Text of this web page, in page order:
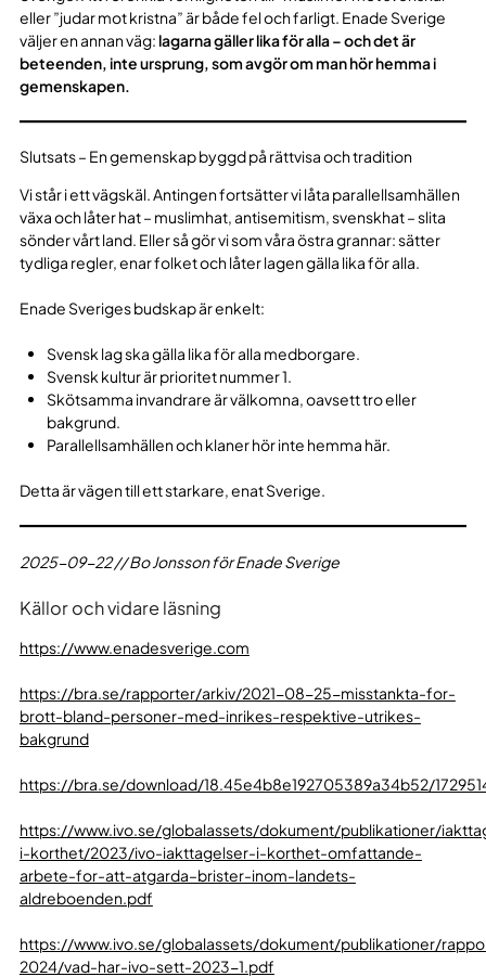
eller ”judar mot kristna” är både fel och farligt. Enade Sverige
väljer en annan väg: lagarna gäller lika för alla – och det är
beteenden, inte ursprung, som avgör om man hör hemma i
gemenskapen.
Slutsats – En gemenskap byggd på rättvisa och tradition
Vi står i ett vägskäl. Antingen fortsätter vi låta parallellsamhällen
växa och låter hat – muslimhat, antisemitism, svenskhat – slita
sönder vårt land. Eller så gör vi som våra östra grannar: sätter
tydliga regler, enar folket och låter lagen gälla lika för alla.
Enade Sveriges budskap är enkelt:
Svensk lag ska gälla lika för alla medborgare.
Svensk kultur är prioritet nummer 1.
Skötsamma invandrare är välkomna, oavsett tro eller
bakgrund.
Parallellsamhällen och klaner hör inte hemma här.
Detta är vägen till ett starkare, enat Sverige.
2025-09-22 // Bo Jonsson för Enade Sverige
Källor och vidare läsning
https://www.enadesverige.com
https://bra.se/rapporter/arkiv/2021-08-25-misstankta-for-
brott-bland-personer-med-inrikes-respektive-utrikes-
bakgrund
https://bra.se/download/18.45e4b8e192705389a34b52/
https://www.ivo.se/globalassets/dokument/publikationer/
i-korthet/2023/ivo-iakttagelser-i-korthet-omfattande-
arbete-for-att-atgarda–brister-inom-landets-
aldreboenden.pdf
https://www.ivo.se/globalassets/dokument/publikationer/
2024/vad-har-ivo-sett-2023-1.pdf